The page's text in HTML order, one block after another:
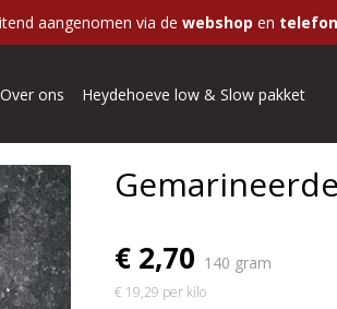
aangenomen via de webshop en
Over ons Heydehoeve low & Slow pakket
€ 2,70 140 gram
€ 19,29 per kilo